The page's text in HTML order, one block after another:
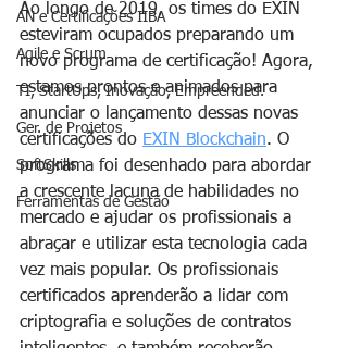
AN e Certificações IIBA
Agile e Scrum
TI, StartUps, Inovação, Empreended.
Ger. de Projetos
SoftSkills
Ferramentas de Gestão
Ao longo de 2019, os times do EXIN
esteviram ocupados preparando um
novo programa de certificação! Agora,
estamos prontos e animados para
anunciar o lançamento dessas novas
certificações do EXIN Blockchain. O
programa foi desenhado para abordar
a crescente lacuna de habilidades no
mercado e ajudar os profissionais a
abraçar e utilizar esta tecnologia cada
vez mais popular. Os profissionais
certificados aprenderão a lidar com
criptografia e soluções de contratos